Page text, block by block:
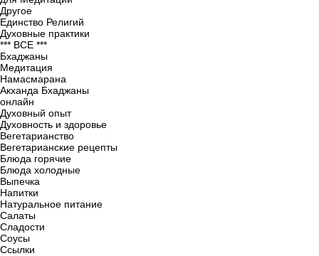
Другое
Единство Религий
Духовные практики
*** ВСЕ ***
Бхаджаны
Медитация
Намасмарана
Акханда Бхаджаны
онлайн
Духовный опыт
Духовность и здоровье
Вегетарианство
Вегетарианские рецепты
Блюда горячие
Блюда холодные
Выпечка
Напитки
Натуральное питание
Салаты
Сладости
Соусы
Ссылки